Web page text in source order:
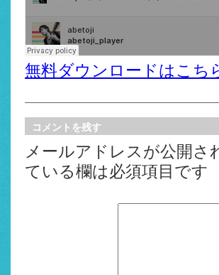
無料ダウンロードはこち
コメントを残す
メールアドレスが公開
ている欄は必須項目です